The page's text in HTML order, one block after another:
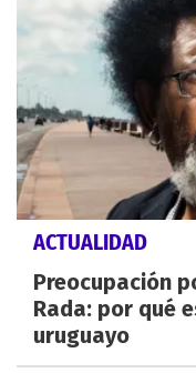
ACTUALIDAD
Preocupación
Rada: por qué
uruguayo